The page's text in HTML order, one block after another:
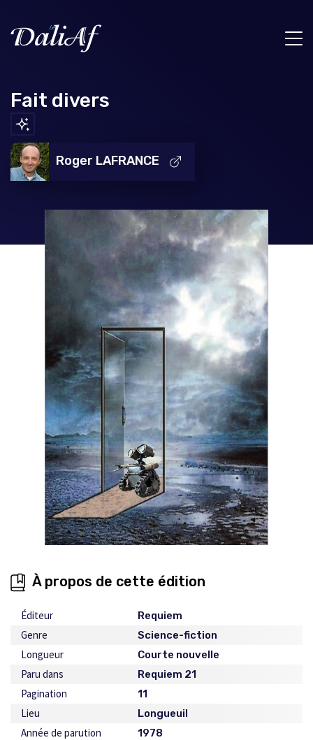
Fait divers
Roger LAFRANCE
À propos de cette édition
Éditeur Requiem
Genre Science-fiction
Longueur Courte nouvelle
Paru dans Requiem 21
Pagination 11
Lieu Longueuil
Année de parution 1978